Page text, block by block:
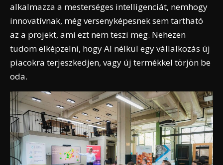
alkalmazza a mesterséges intelligenciát, nemhogy
innovatívnak, még versenyképesnek sem tartható
az a projekt, ami ezt nem teszi meg. Nehezen
tudom elképzelni, hogy AI nélkül egy vállalkozás új
piacokra terjeszkedjen, vagy új termékkel törjön be
oda.